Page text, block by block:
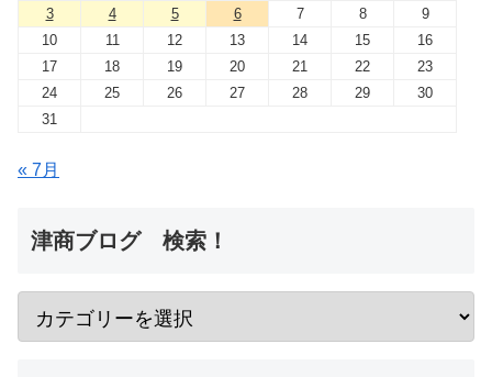
3
4 5 6 7 8
9
10
11 12 13 14 15
16
17
18 19 20 21 22
23
24
25 26 27 28 29
30
31
« 7月
津商ブログ 検索！